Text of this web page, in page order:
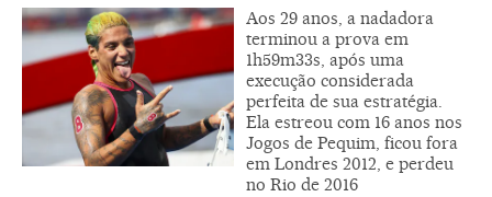
Aos 29 anos, a nadadora
terminou a prova em
1h59m33s, após uma
execução considerada
perfeita de sua estratégia.
Ela estreou com 16 anos nos
Jogos de Pequim, ficou fora
em Londres 2012, e perdeu
no Rio de 2016